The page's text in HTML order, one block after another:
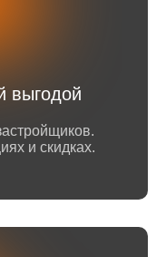
выгодой
и скидках.